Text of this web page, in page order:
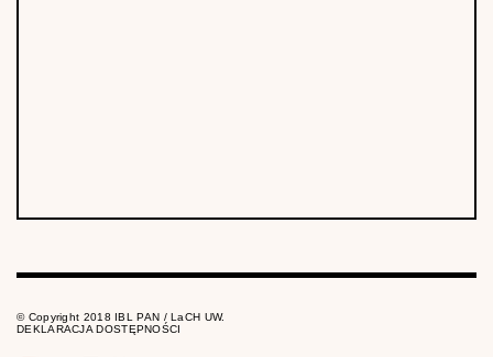
© Copyright 2018 IBL PAN / LaCH UW.
DEKLARACJA DOSTĘPNOŚCI